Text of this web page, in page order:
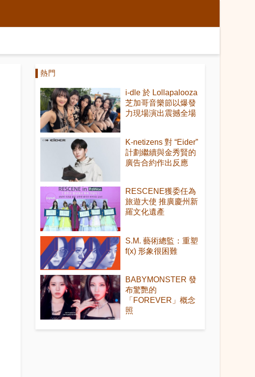
熱門
i-dle 於 Lollapalooza
芝加哥音樂節以爆發
力現場演出震撼全場
K-netizens 對 “Eider”
計劃繼續與金秀賢的
廣告合約作出反應
RESCENE獲委任為
旅遊大使 推廣慶州新
羅文化遺產
S.M. 藝術總監：重塑
f(x) 形象很困難
BABYMONSTER 發
布驚艷的
「FOREVER」概念
照